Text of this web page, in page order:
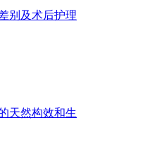
别及术后护理
天然构效和生